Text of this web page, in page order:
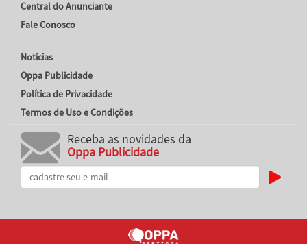
Central do Anunciante
Fale Conosco
Notícias
Oppa Publicidade
Política de Privacidade
Termos de Uso e Condições
Receba as novidades da
Oppa Publicidade